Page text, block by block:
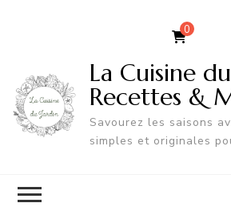
0
La Cuisine
Recettes &
Savourez les saisons
simples et originales